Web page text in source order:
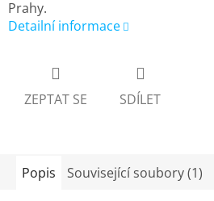
Prahy.
Detailní informace
ZEPTAT SE SDÍLET
Popis Související soubory (1)